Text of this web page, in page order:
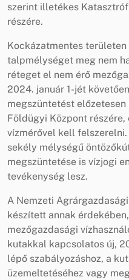
szerint illetékes
részére.
Kockázatmentes
talpmélységet meg nem
réteget el nem érő
2024. január 1-jét
megszüntetést
Földügyi Központ
vízmérővel kell
sekély mélységű
megszüntetése is vízjogi
tevékenység lesz.
A Nemzeti
készített annak
mezőgazdasági
kutakkal kapcsolatos új,
lépő szabályozáshoz, a
üzemeltetéséhez vagy